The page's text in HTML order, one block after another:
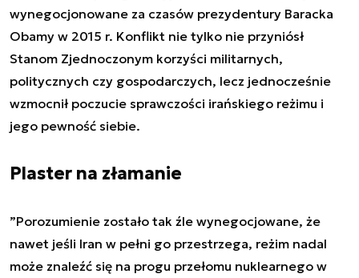
wynegocjonowane za czasów prezydentury Baracka
Obamy w 2015 r. Konflikt nie tylko nie przyniósł
Stanom Zjednoczonym korzyści militarnych,
politycznych czy gospodarczych, lecz jednocześnie
wzmocnił poczucie sprawczości irańskiego reżimu i
jego pewność siebie.
Plaster na złamanie
”Porozumienie zostało tak źle wynegocjowane, że
nawet jeśli Iran w pełni go przestrzega, reżim nadal
może znaleźć się na progu przełomu nuklearnego w